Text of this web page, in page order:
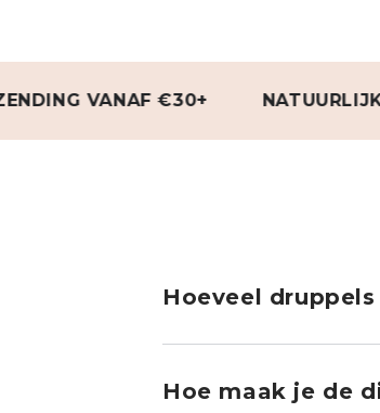
VANAF €30+ NATUURLIJKE
Hoeveel
Hoe maak je de